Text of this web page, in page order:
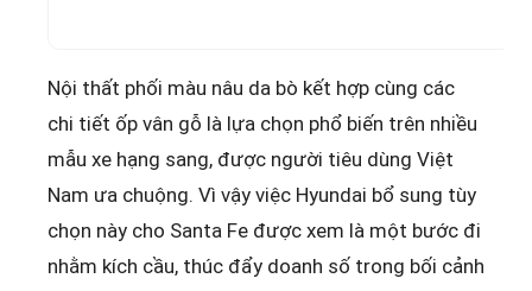
Nội thất phối màu nâu da bò kết hợp cùng các
chi tiết ốp vân gỗ là lựa chọn phổ biến trên nhiều
mẫu xe hạng sang, được người tiêu dùng Việt
Nam ưa chuộng. Vì vậy việc Hyundai bổ sung tùy
chọn này cho Santa Fe được xem là một bước đi
nhằm kích cầu, thúc đẩy doanh số trong bối cảnh